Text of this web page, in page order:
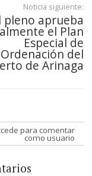
Noticia siguiente:
pleno aprueba
el Plan
Especial de
Ordenación del
de Arinaga
para comentar
como usuario